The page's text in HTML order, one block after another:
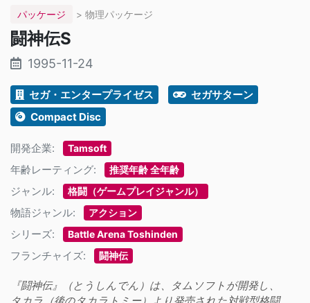
パッケージ > 物理パッケージ
闘神伝S
1995-11-24
セガ・エンタープライゼス
セガサターン
Compact Disc
開発企業: Tamsoft
年齢レーティング: 推奨年齢 全年齢
ジャンル: 格闘（ゲームプレイジャンル）
物語ジャンル: アクション
シリーズ: Battle Arena Toshinden
フランチャイズ: 闘神伝
『闘神伝』（とうしんでん）は、タムソフトが開発し、